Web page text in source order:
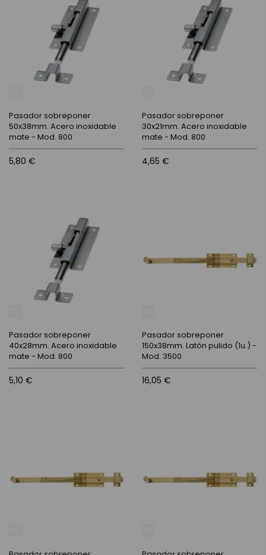
Pasador sobreponer
50x38mm. Acero inoxidable
mate - Mod. 800
5,80 €
Pasador sobreponer
30x21mm. Acero inoxidable
mate - Mod. 800
4,65 €
Pasador sobreponer
40x28mm. Acero inoxidable
mate - Mod. 800
5,10 €
Pasador sobreponer
150x38mm. Latón pulido (1u.) -
Mod. 3500
16,05 €